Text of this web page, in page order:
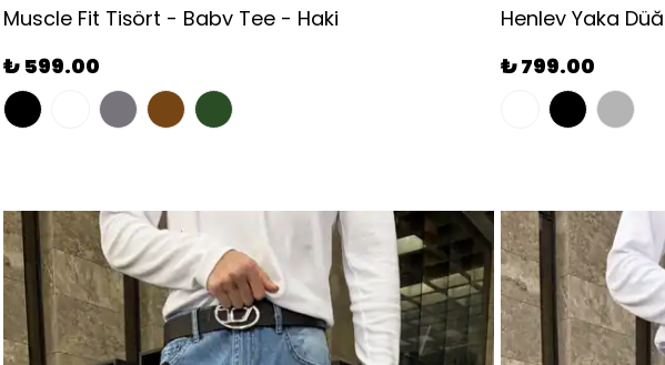
Henley Yaka Düğme Detaylı Slim Fit Kısa Kollu
₺ 799.00
Uzun Kollu Polo
₺ 749.00